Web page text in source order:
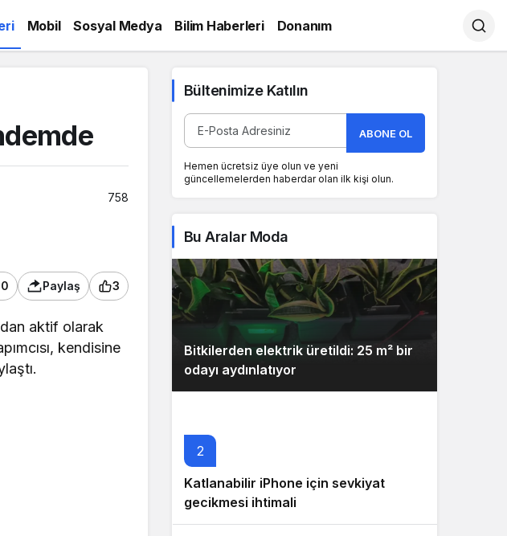
Mobil Sosyal Medya Bilim Haberleri Donanım
758
0 Paylaş 3
aktif olarak
kendisine
Bültenimize Katılın
ABONE OL
Hemen ücretsiz üye olun ve yeni
güncellemelerden haberdar olan ilk kişi olun.
Bu Aralar Moda
Bitkilerden elektrik üretildi: 25 m² bir
odayı aydınlatıyor
2
Katlanabilir iPhone için sevkiyat
gecikmesi ihtimali